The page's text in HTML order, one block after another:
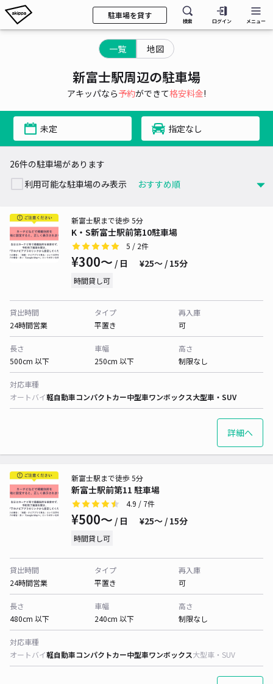
駐車場を貸す
検索 ログイン メニュー
一覧 地図
新富士駅周辺の駐車場
アキッパなら予約ができて格安料金!
未定 指定なし
26件の駐車場があります
利用可能な駐車場のみ表示
K・S新富士駅前第10駐車場
新富士駅まで徒歩 5分
5 / 2件
¥300〜 / 日 ¥25〜 / 15分
時間貸し可
貸出時間
24時間営業
タイプ
平置き
再入庫
可
長さ
500cm 以下
車幅
250cm 以下
高さ
制限なし
対応車種
オートバイ軽自動車コンパクトカー中型車ワンボックス大型車・SUV
詳細へ
新富士駅前第11 駐車場
新富士駅まで徒歩 5分
4.9 / 7件
¥500〜 / 日 ¥25〜 / 15分
時間貸し可
貸出時間
24時間営業
タイプ
平置き
再入庫
可
長さ
480cm 以下
車幅
240cm 以下
高さ
制限なし
対応車種
オートバイ軽自動車コンパクトカー中型車ワンボックス大型車・SUV